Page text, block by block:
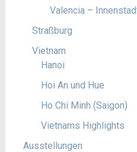
Valencia –
Straßburg
Vietnam
Hanoi
Hoi An und Hue
Ho Chi Minh (Saigon)
Vietnams Highlights
Ausstellungen